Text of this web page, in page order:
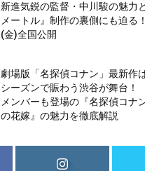
新進気鋭の監督・中川駿の魅力
メートル』制作の裏側にも迫る
(金)全国公開
劇場版「名探偵コナン」最新作
シーズンで賑わう渋谷が舞台
メンバーも登場の『名探偵コナ
の花嫁』の魅力を徹底解説